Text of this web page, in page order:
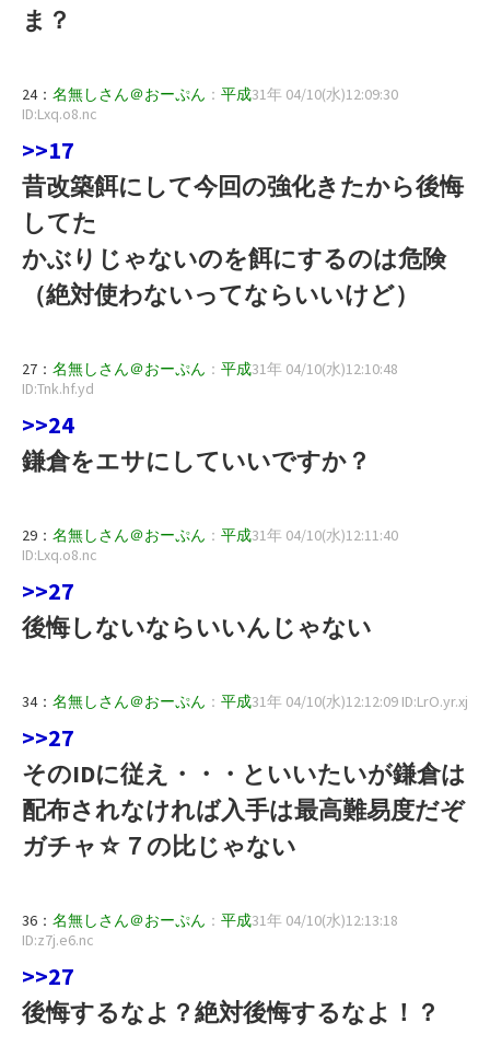
ま？
24： 名無しさん＠おーぷん ： 平成31年 04/10(水)12:09:30
ID:Lxq.o8.nc
>>17
昔改築餌にして今回の強化きたから後悔
してた
かぶりじゃないのを餌にするのは危険
（絶対使わないってならいいけど）
27： 名無しさん＠おーぷん ： 平成31年 04/10(水)12:10:48
ID:Tnk.hf.yd
>>24
鎌倉をエサにしていいですか？
29： 名無しさん＠おーぷん ： 平成31年 04/10(水)12:11:40
ID:Lxq.o8.nc
>>27
後悔しないならいいんじゃない
34： 名無しさん＠おーぷん ： 平成31年 04/10(水)12:12:09 ID:LrO.yr.xj
>>27
そのIDに従え・・・といいたいが鎌倉は
配布されなければ入手は最高難易度だぞ
ガチャ☆７の比じゃない
36： 名無しさん＠おーぷん ： 平成31年 04/10(水)12:13:18
ID:z7j.e6.nc
>>27
後悔するなよ？絶対後悔するなよ！？